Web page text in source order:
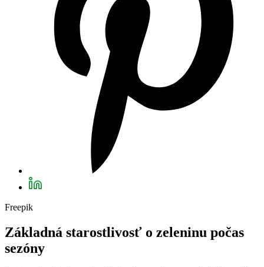
Freepik
Základná starostlivosť o zeleninu počas
sezóny